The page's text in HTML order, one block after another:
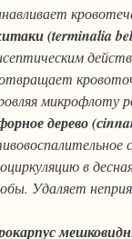
(terminalia
микрофлоту
дерево
в
Удаляет